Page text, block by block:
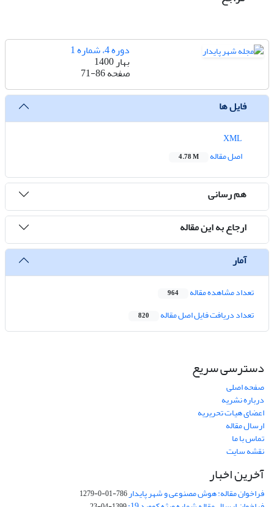
دوره 4، شماره 1
بهار 1400
صفحه71-86
فایل ها
اصل مقاله
4.78 M
هم رسانی
ارجاع به این مقاله
آمار
تعداد مشاهده مقاله 964
تعداد دریافت فایل اصل مقاله 820
دسترسی سریع
صفحه اصلی
درباره نشریه
اعضای هیات تحریریه
ارسال مقاله
تماس با ما
نقشه سایت
آخرین اخبار
فراخوان مقاله: هوش مصنوعی و شهر پایدار786-01-0-1279